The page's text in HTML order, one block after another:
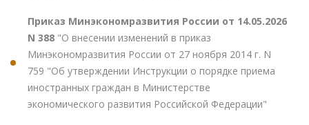
Приказ Минэкономразвития России от 14.05.2026
N 388 "О внесении изменений в приказ
Минэкономразвития России от 27 ноября 2014 г. N
759 "Об утверждении Инструкции о порядке приема
иностранных граждан в Министерстве
экономического развития Российской Федерации"